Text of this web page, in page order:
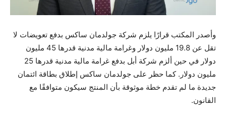
وأصدر المكتب قرارًا يلزم شركة جولدمان ساكس بدفع تعويضات لا
تقل عن 19.8 مليون دولار وغرامة مالية مدنية قدرها 45 مليون
دولار في حين ألزم شركة أبل بدفع غرامة مالية مدنية قدرها 25
مليون دولار. كما حظر على جولدمان ساكس إطلاق بطاقة ائتمان
جديدة ما لم تقدم خطة موثوقة بأن المنتج سيكون متوافقًا مع
القانون.